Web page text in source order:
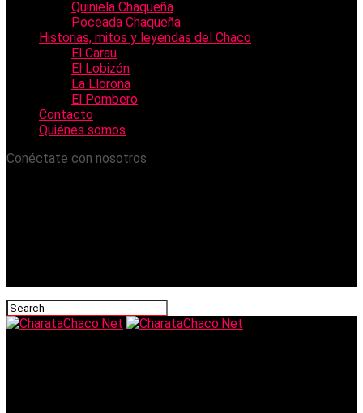
Quiniela Chaqueña
Poceada Chaqueña
Historias, mitos y leyendas del Chaco
El Carau
El Lobizón
La Llorona
El Pombero
Contacto
Quiénes somos
Conéctate con nosotros